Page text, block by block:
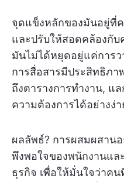
จุดแข็งหลักของมันอยู่ที่
และปรับให้สอดคล้องกั
มันไม่ได้หยุดอยู่แค่การ
การสื่อสารมีประสิทธิภา
ถึงตารางการทำงาน, แ
ความต้องการได้อย่างง่
ผลลัพธ์? การผสมผสาน
พึงพอใจของพนักงานแล
ธุรกิจ เพื่อให้มั่นใจว่าค